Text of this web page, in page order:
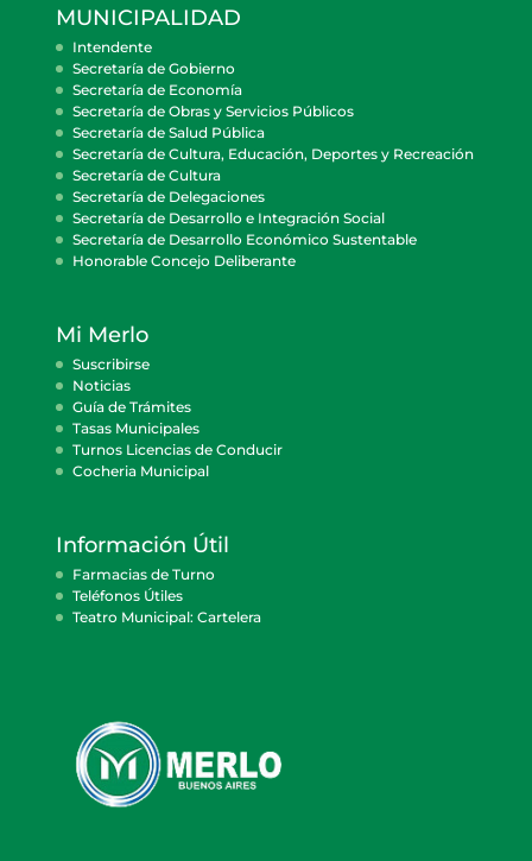
MUNICIPALIDAD
Intendente
Secretaría de Gobierno
Secretaría de Economía
Secretaría de Obras y Servicios Públicos
Secretaría de Salud Pública
Secretaría de Cultura, Educación, Deportes y Recreación
Secretaría de Cultura
Secretaría de Delegaciones
Secretaría de Desarrollo e Integración Social
Secretaría de Desarrollo Económico Sustentable
Honorable Concejo Deliberante
Mi Merlo
Suscribirse
Noticias
Guía de Trámites
Tasas Municipales
Turnos Licencias de Conducir
Cocheria Municipal
Información Útil
Farmacias de Turno
Teléfonos Útiles
Teatro Municipal: Cartelera